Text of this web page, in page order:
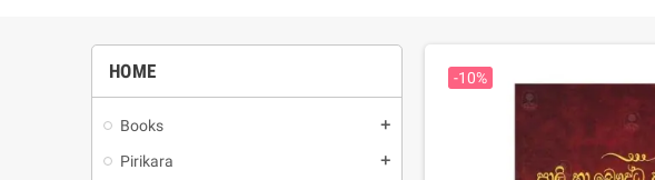
HOME
Books add
Pirikara add
-10%